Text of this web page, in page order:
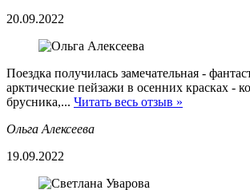
20.09.2022
Поездка получилась замечательная -
арктические пейзажи в осенних красках -
брусника,... Читать весь отзыв »
Ольга Алексеева
19.09.2022